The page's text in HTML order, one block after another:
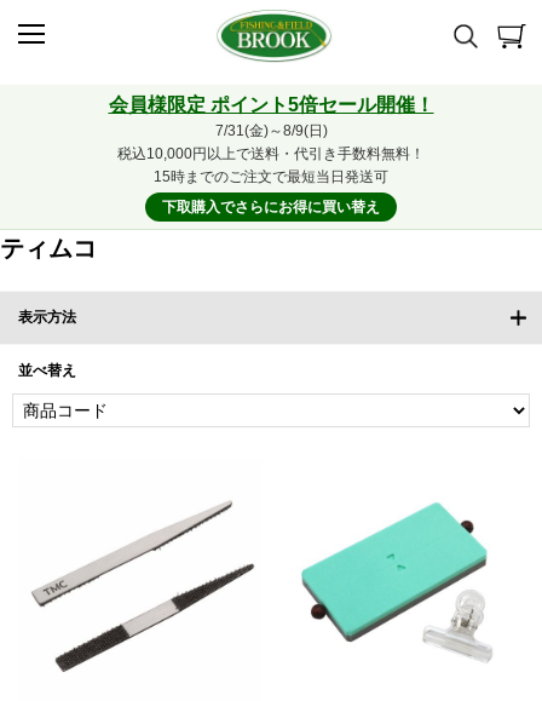
会員様限定 ポイント5倍セール開催！
7/31(金)～8/9(日)
税込10,000円以上で送料・代引き手数料無料！
15時までのご注文で最短当日発送可
下取購入でさらにお得に買い替え
ティムコ
表示方法
並べ替え